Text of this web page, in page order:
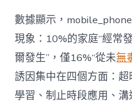
數據顯示，
現象：10%的家庭“經常
爾發生”，僅16%“從未無
誘因集中在四個方面：
學習、制止時段應用、溝